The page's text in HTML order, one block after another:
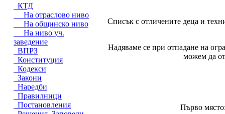
КТД
На отраслово ниво
На общинско ниво
На ниво уч.
заведение
ВПРЗ
Конституция
Кодекси
Закони
Наредби
Правилници
Постановления
Списък с отличените деца и
Надяваме се при отпадане на
можем да
Първо